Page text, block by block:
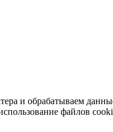
и обрабатываем
файлов